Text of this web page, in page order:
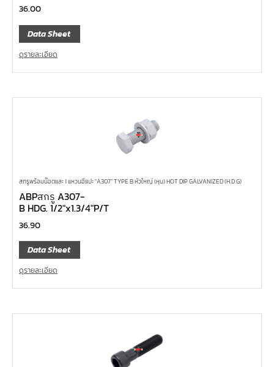
36.00
Data Sheet
ดูรายละเอียด
สกรูพร้อมน๊อตและ 1 แหวนอีแปะ "A307" TYPE B หัวใหญ่ (หุน) HOT DIP GALVANIZED (H.D.G)
ABPสกรู A307-
B HDG. 1/2″x1.3/4″P/T
36.90
Data Sheet
ดูรายละเอียด